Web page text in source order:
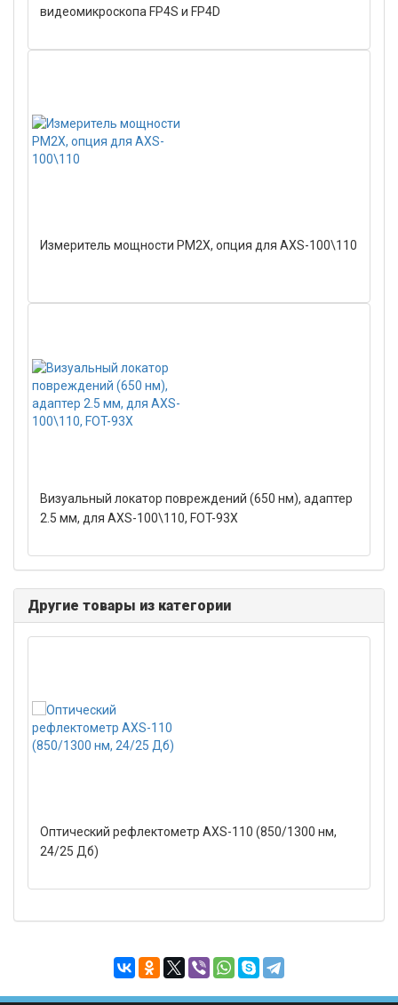
видеомикроскопа FP4S и FP4D
Измеритель мощности PM2X, опция для AXS-100\110
Визуальный локатор повреждений (650 нм), адаптер
2.5 мм, для AXS-100\110, FOT-93X
Другие товары из категории
Оптический рефлектометр AXS-110 (850/1300 нм,
24/25 Дб)